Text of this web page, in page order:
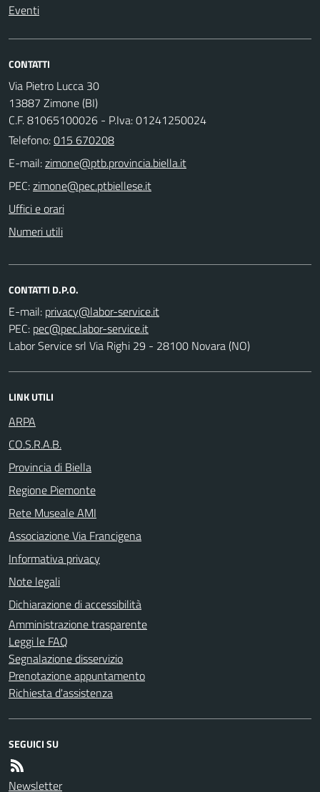
Eventi
CONTATTI
Via Pietro Lucca 30
13887 Zimone (BI)
C.F. 81065100026 - P.Iva: 01241250024
Telefono:015 670208
E-mail:
PEC:
Uffici e orari
Numeri utili
CONTATTI D.P.O.
E-mail:
PEC:
Labor Service srl Via Righi 29 - 28100 Novara (NO)
LINK UTILI
ARPA
CO.S.R.A.B.
Provincia di Biella
Regione Piemonte
Rete Museale AMI
Associazione Via Francigena
Informativa privacy
Note legali
Dichiarazione di accessibilità
Amministrazione trasparente
Leggi le FAQ
Segnalazione disservizio
Prenotazione appuntamento
Richiesta d'assistenza
SEGUICI SU
Newsletter